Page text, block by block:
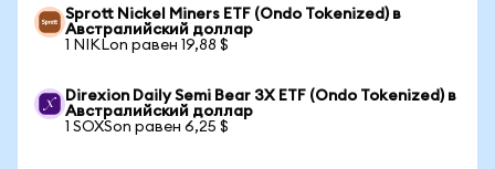
Sprott Nickel Miners ETF (Ondo Tokenized) в
Австралийский доллар
1 NIKLon равен 19,88 $
Direxion Daily Semi Bear 3X ETF (Ondo Tokenized) в
Австралийский доллар
1 SOXSon равен 6,25 $